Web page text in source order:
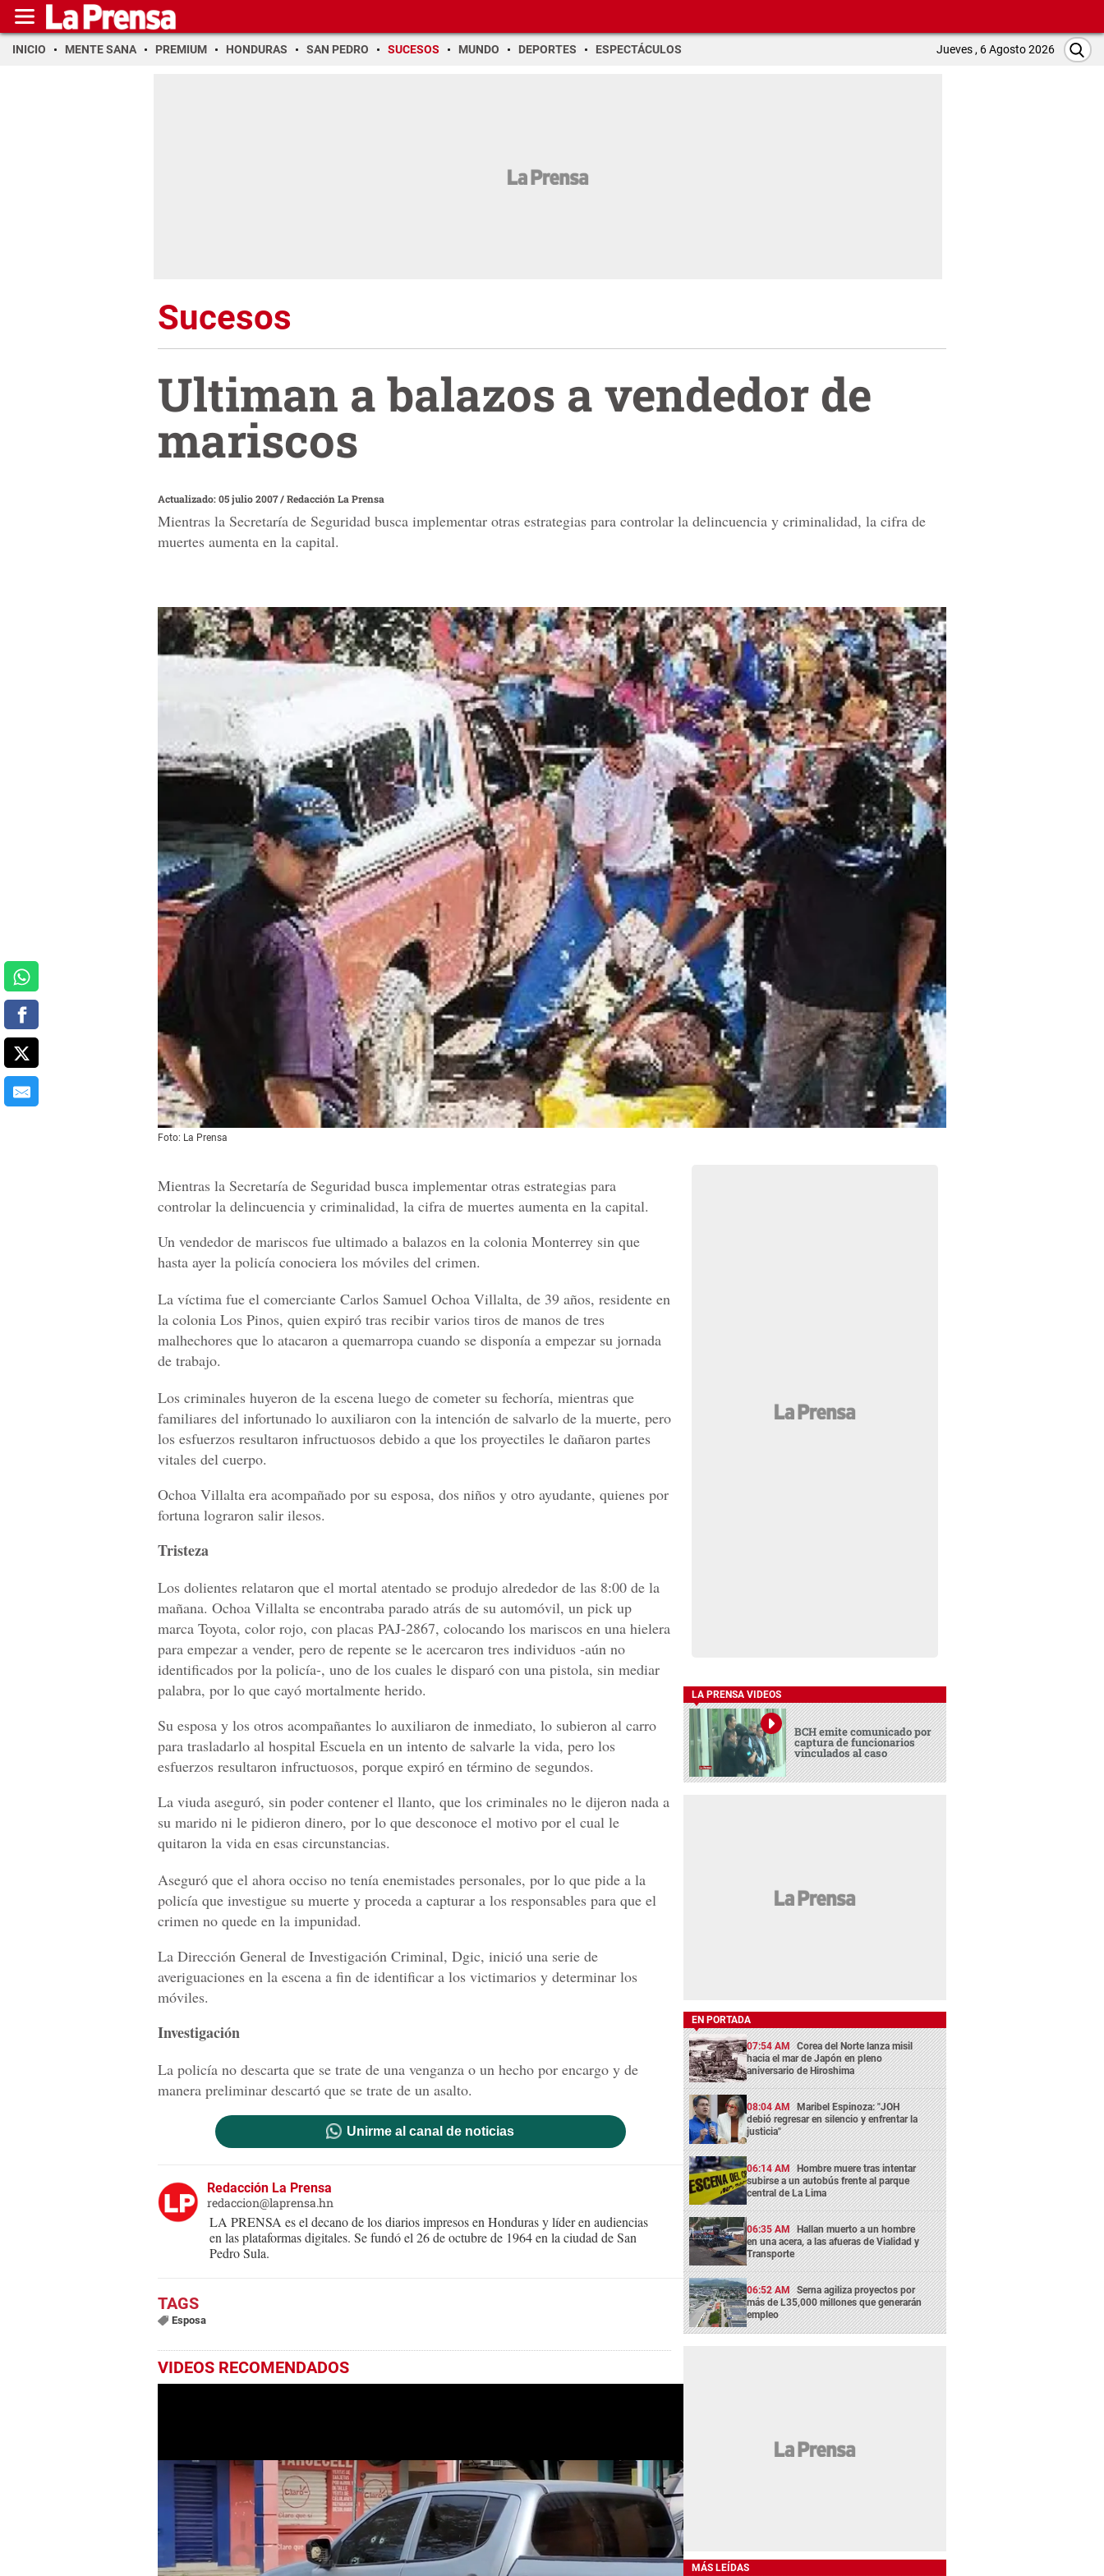
INICIO MENTE SANA PREMIUM HONDURAS SAN PEDRO SUCESOS MUNDO DEPORTES ESPECTÁCULOS Jueves , 6 Agosto 2026
Sucesos
Ultiman a balazos a vendedor de
mariscos
Actualizado: 05 julio 2007/Redacción La Prensa
Mientras la Secretaría de Seguridad busca implementar otras estrategias para controlar la delincuencia y criminalidad, la cifra de
muertes aumenta en la capital.
Foto: La Prensa
Mientras la Secretaría de Seguridad busca implementar otras estrategias para
controlar la delincuencia y criminalidad, la cifra de muertes aumenta en la capital.
Un vendedor de mariscos fue ultimado a balazos en la colonia Monterrey sin que
hasta ayer la policía conociera los móviles del crimen.
La víctima fue el comerciante Carlos Samuel Ochoa Villalta, de 39 años, residente en
la colonia Los Pinos, quien expiró tras recibir varios tiros de manos de tres
malhechores que lo atacaron a quemarropa cuando se disponía a empezar su jornada
de trabajo.
Los criminales huyeron de la escena luego de cometer su fechoría, mientras que
familiares del infortunado lo auxiliaron con la intención de salvarlo de la muerte, pero
los esfuerzos resultaron infructuosos debido a que los proyectiles le dañaron partes
vitales del cuerpo.
Ochoa Villalta era acompañado por su esposa, dos niños y otro ayudante, quienes por
fortuna lograron salir ilesos.
Tristeza
Los dolientes relataron que el mortal atentado se produjo alrededor de las 8:00 de la
mañana. Ochoa Villalta se encontraba parado atrás de su automóvil, un pick up
marca Toyota, color rojo, con placas PAJ-2867, colocando los mariscos en una hielera
para empezar a vender, pero de repente se le acercaron tres individuos -aún no
identificados por la policía-, uno de los cuales le disparó con una pistola, sin mediar
palabra, por lo que cayó mortalmente herido.
Su esposa y los otros acompañantes lo auxiliaron de inmediato, lo subieron al carro
para trasladarlo al hospital Escuela en un intento de salvarle la vida, pero los
esfuerzos resultaron infructuosos, porque expiró en término de segundos.
La viuda aseguró, sin poder contener el llanto, que los criminales no le dijeron nada a
su marido ni le pidieron dinero, por lo que desconoce el motivo por el cual le
quitaron la vida en esas circunstancias.
Aseguró que el ahora occiso no tenía enemistades personales, por lo que pide a la
policía que investigue su muerte y proceda a capturar a los responsables para que el
crimen no quede en la impunidad.
La Dirección General de Investigación Criminal, Dgic, inició una serie de
averiguaciones en la escena a fin de identificar a los victimarios y determinar los
móviles.
Investigación
La policía no descarta que se trate de una venganza o un hecho por encargo y de
manera preliminar descartó que se trate de un asalto.
Unirme al canal de noticias
Redacción La Prensa
redaccion@laprensa.hn
LA PRENSA es el decano de los diarios impresos en Honduras y líder en audiencias
en las plataformas digitales. Se fundó el 26 de octubre de 1964 en la ciudad de San
Pedro Sula.
Esposa
VIDEOS RECOMENDADOS
LA PRENSA VIDEOS
BCH emite comunicado por
captura de funcionarios
vinculados al caso
EN PORTADA
07:54 AM Corea del Norte lanza misil
hacia el mar de Japón en pleno
aniversario de Hiroshima
08:04 AM Maribel Espinoza: "JOH
debió regresar en silencio y enfrentar la
justicia"
06:14 AM Hombre muere tras intentar
subirse a un autobús frente al parque
central de La Lima
06:35 AM Hallan muerto a un hombre
en una acera, a las afueras de Vialidad y
Transporte
06:52 AM Serna agiliza proyectos por
más de L35,000 millones que generarán
empleo
MÁS LEÍDAS